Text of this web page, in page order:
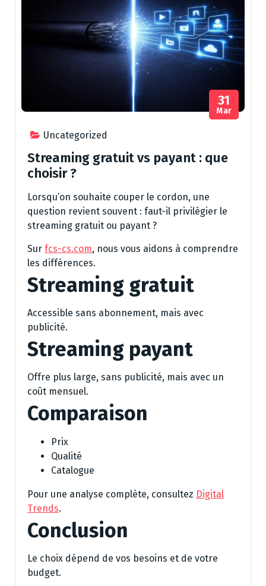
Uncategorized
31
Mar
Streaming gratuit vs payant : que
choisir ?
Lorsqu’on souhaite couper le cordon, une
question revient souvent : faut-il privilégier le
streaming gratuit ou payant ?
Sur fcs-cs.com, nous vous aidons à comprendre
les différences.
Streaming gratuit
Accessible sans abonnement, mais avec
publicité.
Streaming payant
Offre plus large, sans publicité, mais avec un
coût mensuel.
Comparaison
Prix
Qualité
Catalogue
Pour une analyse complète, consultez Digital
Trends.
Conclusion
Le choix dépend de vos besoins et de votre
budget.